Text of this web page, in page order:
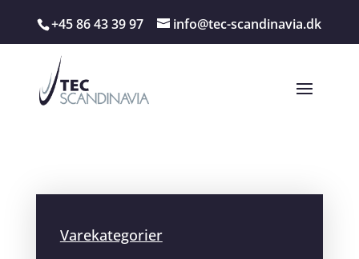
+45 86 43 39 97 info@tec-scandinavia.dk
Varekategorier